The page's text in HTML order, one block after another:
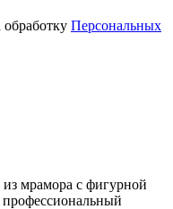
Персональных
мрамора с фигурной
профессиональный